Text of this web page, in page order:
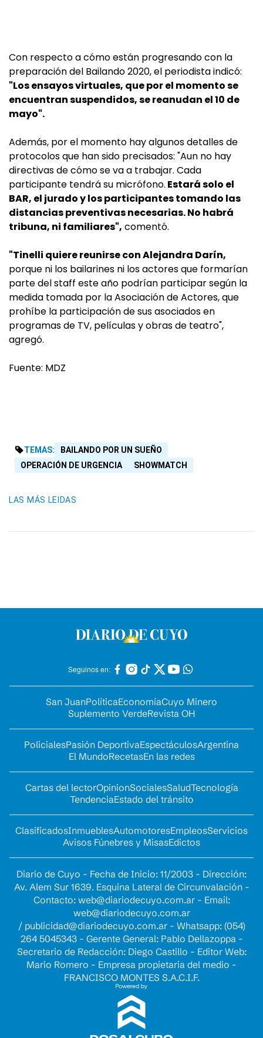
Con respecto a cómo están progresando con la
preparación del Bailando 2020, el periodista indicó:
"Los ensayos virtuales, que por el momento se
encuentran suspendidos, se reanudan el 10 de
mayo".
Además, por el momento hay algunos detalles de
protocolos que han sido precisados: "Aun no hay
directivas de cómo se va a trabajar. Cada
participante tendrá su micrófono. Estará solo el
BAR, el jurado y los participantes tomando las
distancias preventivas necesarias. No habrá
tribuna, ni familiares", comentó.
"Tinelli quiere reunirse con Alejandra Darín,
porque ni los bailarines ni los actores que formarían
parte del staff este año podrían participar según la
medida tomada por la Asociación de Actores, que
prohíbe la participación de sus asociados en
programas de TV, películas y obras de teatro",
agregó.
Fuente: MDZ
TEMAS:
BAILANDO POR UN SUEÑO
OPERACIÓN DE URGENCIA
SHOWMATCH
LAS MÁS LEIDAS
Seguinos en:
San JuanPolíticaEconomíaCuyo Minero
Suplemento VerdeRevista OH
PolicialesPasión DeportivaEspectáculosArgentina
El MundoRecetasEn las redes
Cartas del lectorOpinionSocialesSaludTecnología
TendenciaEstado del tránsito
ClasificadosInmueblesAutomotoresEmpleosServicios
Avisos Fúnebres y MisasEdictos
Diario de Cuyo - Fecha de Inicio: 11/2003 - Dirección:
Av. Alem Sur 1639. Esquina Lateral de Circunvalación -
Contacto: web@diariodecuyo.com.ar- Email:
web@diariodecuyo.com.ar
/ publicidad@diariodecuyo.com.ar- Whatsapp: (054)
264 5045343 - Gerente General: Pablo Dellazoppa -
Secretario de Redacción: Diego Castillo - Editor Web:
Mario Romero - Empresa propietaria del medio -
FRANCISCO MONTES S.A.C.I.F.